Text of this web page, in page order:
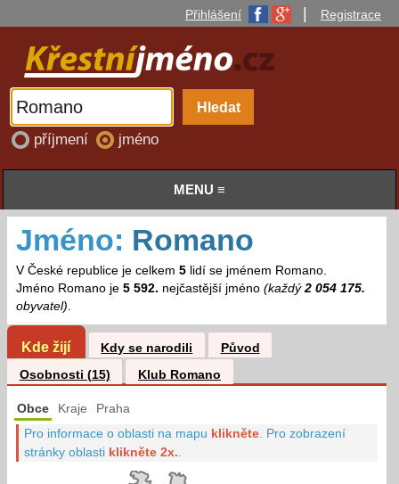
Přihlášení Registrace
příjmení jméno
MENU ≡
Jméno: Romano
V České republice je celkem 5lidí se jménem Romano.
Jméno Romano je 5 592. nejčastější jméno (každý2 054 175.
obyvatel).
Kde žijí Kdy se narodili
Původ
Osobnosti (15)
Klub Romano
Obce Kraje Praha
Pro informace o oblasti na mapu klikněte Pro zobrazení
stránky oblasti klikněte 2x.